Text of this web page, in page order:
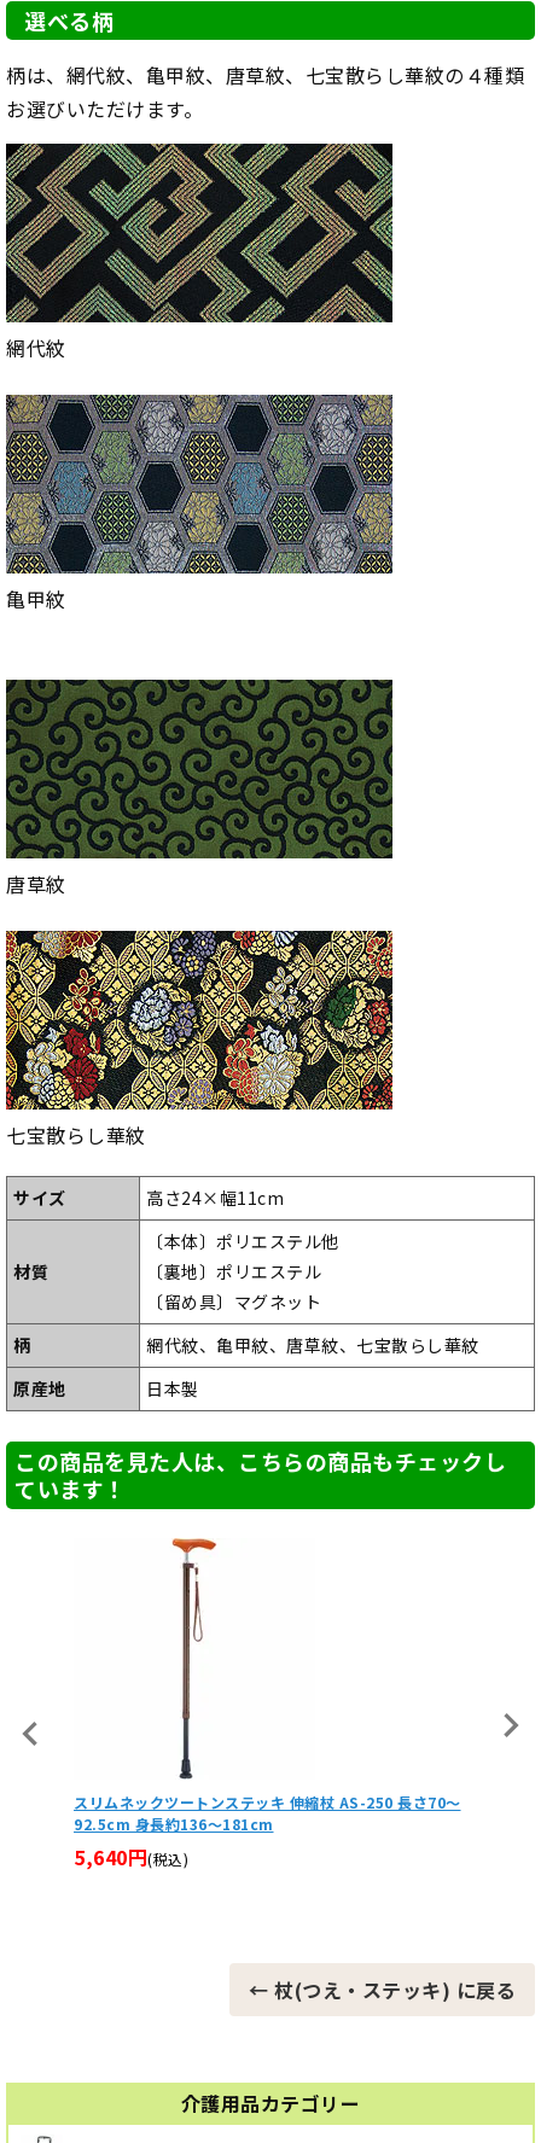
介護用品カテゴリー
選べる柄
柄は、網代紋、亀甲紋、唐草紋、七宝散らし華紋の４種類
お選びいただけます。
網代紋
亀甲紋
唐草紋
七宝散らし華紋
サイズ 高さ24×幅11cm
材質
〔本体〕ポリエステル他
〔裏地〕ポリエステル
〔留め具〕マグネット
柄
網代紋、亀甲紋、唐草紋、七宝散らし華紋
原産地
日本製
この商品を見た人は、こちらの商品もチェックし
ています！
伸縮杖 AS-250 長さ70～ タッチゴムキャップ 杖先ゴム 2個セット
2,530円
← 杖(つえ・ステッキ) に戻る